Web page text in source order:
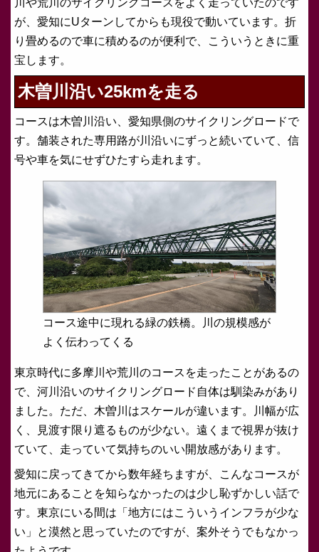
川や荒川のサイクリングコースをよく走っていたのです
が、愛知にUターンしてからも現役で動いています。折
り畳めるので車に積めるのが便利で、こういうときに重
宝します。
木曽川沿い25kmを走る
コースは木曽川沿い、愛知県側のサイクリングロードで
す。舗装された専用路が川沿いにずっと続いていて、信
号や車を気にせずひたすら走れます。
コース途中に現れる緑の鉄橋。川の規模感が
よく伝わってくる
東京時代に多摩川や荒川のコースを走ったことがあるの
で、河川沿いのサイクリングロード自体は馴染みがあり
ました。ただ、木曽川はスケールが違います。川幅が広
く、見渡す限り遮るものが少ない。遠くまで視界が抜け
ていて、走っていて気持ちのいい開放感があります。
愛知に戻ってきてから数年経ちますが、こんなコースが
地元にあることを知らなかったのは少し恥ずかしい話で
す。東京にいる間は「地方にはこういうインフラが少な
い」と漠然と思っていたのですが、案外そうでもなかっ